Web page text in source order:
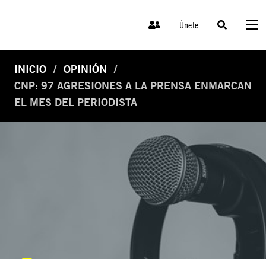
Únete
INICIO
OPINIÓN
CNP: 97 AGRESIONES A LA PRENSA ENMARCAN
EL MES DEL PERIODISTA